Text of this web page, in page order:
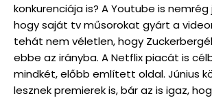
konkurenciája is? A Youtube is
hogy saját tv műsorokat gyárt a
tehát nem véletlen, hogy
ebbe az irányba. A Netflix piacát is
mindkét, előbb említett oldal. Június
lesznek premierek is, bár az is igaz,